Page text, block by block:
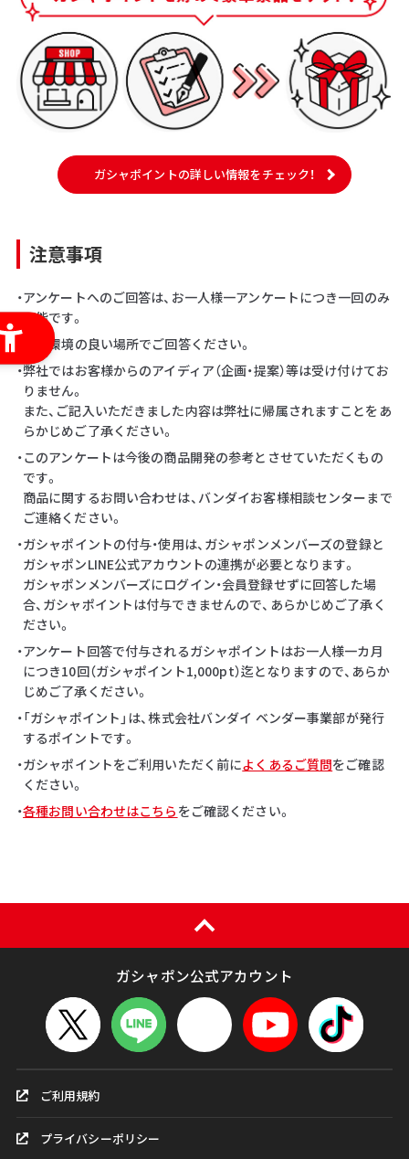
ガシャポイントの詳しい情報をチェック！
注意事項
・アンケートへのご回答は、お一人様一アンケートにつき一回のみ
可能です。
・通信環境の良い場所でご回答ください。
・弊社ではお客様からのアイディア（企画・提案）等は受け付けてお
りません。
また、ご記入いただきました内容は弊社に帰属されますことをあ
らかじめご了承ください。
・このアンケートは今後の商品開発の参考とさせていただくもの
です。
商品に関するお問い合わせは、バンダイお客様相談センターまで
ご連絡ください。
・ガシャポイントの付与・使用は、ガシャポンメンバーズの登録と
ガシャポンLINE公式アカウントの連携が必要となります。
ガシャポンメンバーズにログイン・会員登録せずに回答した場
合、ガシャポイントは付与できませんので、あらかじめご了承く
ださい。
・アンケート回答で付与されるガシャポイントはお一人様一カ月
につき10回（ガシャポイント1,000pt）迄となりますので、あらか
じめご了承ください。
・「ガシャポイント」は、株式会社バンダイ ベンダー事業部が発行
するポイントです。
・ガシャポイントをご利用いただく前によくあるご質問をご確認
ください。
・各種お問い合わせはこちら をご確認ください。
ガシャポン公式アカウント
ご利用規約
プライバシーポリシー